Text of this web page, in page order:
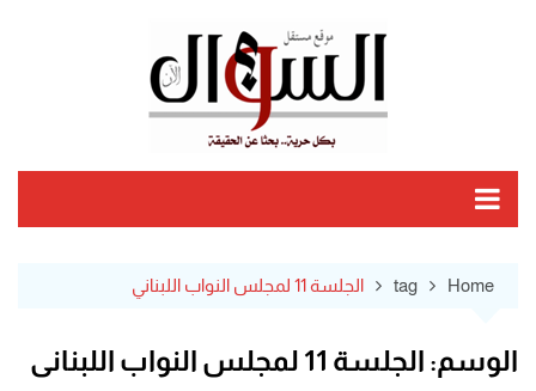
Home
tag الجلسة 11 لمجلس النواب اللبناني
الوسم: الجلسة 11 لمجلس النواب اللبناني